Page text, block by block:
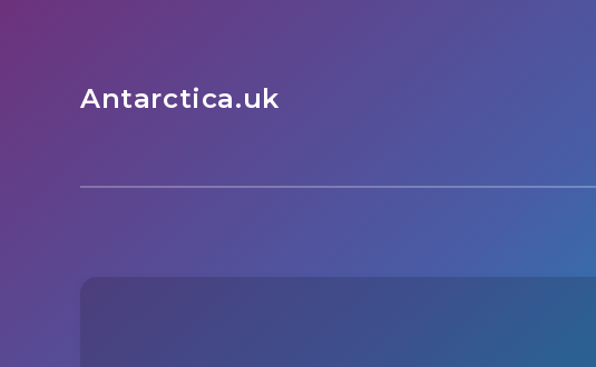
Antarctica.uk